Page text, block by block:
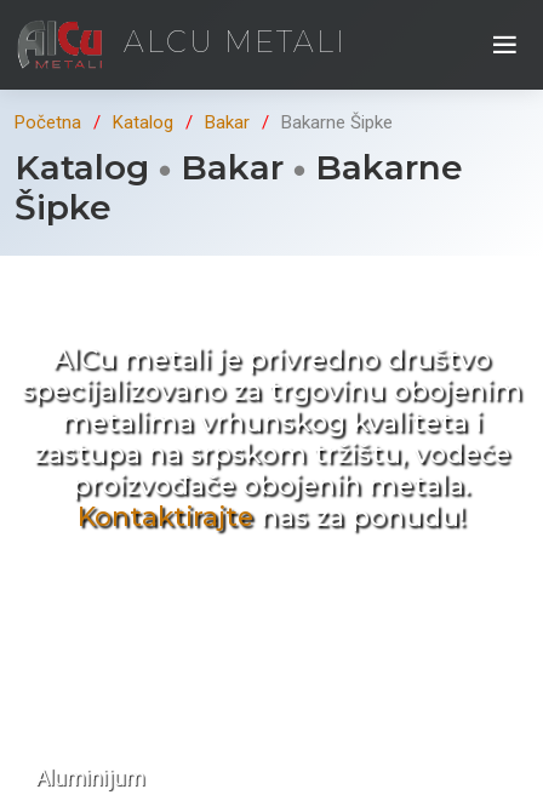
ALCU METALI
Početna Katalog Bakar Bakarne Šipke
Katalog Bakar
Bakarne
Šipke
AlCu metali je privredno društvo
specijalizovano za trgovinu obojenim
metalima vrhunskog kvaliteta i
zastupa na srpskom tržištu, vodeće
proizvođače obojenih metala.
Kontaktirajtenas za ponudu!
Aluminijum